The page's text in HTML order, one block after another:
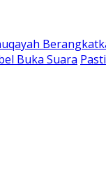
Buka Suara